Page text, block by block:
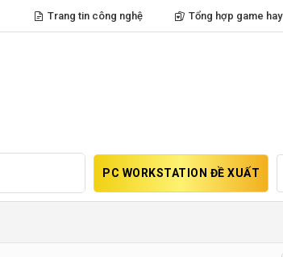
Trang tin công nghệ Tổng hợp game hay
PC WORKSTATION ĐỀ XUẤT